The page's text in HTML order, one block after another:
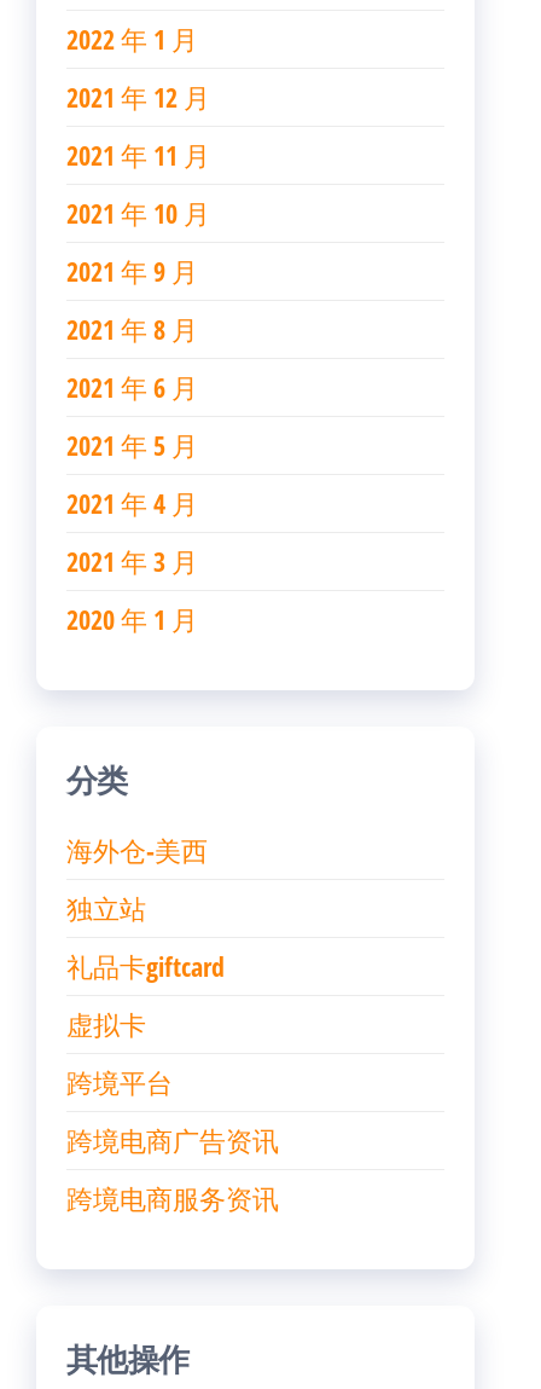
2022 年 1 月
2021 年 12 月
2021 年 11 月
2021 年 10 月
2021 年 9 月
2021 年 8 月
2021 年 6 月
2021 年 5 月
2021 年 4 月
2021 年 3 月
2020 年 1 月
分类
海外仓-美西
独立站
礼品卡giftcard
虚拟卡
跨境平台
跨境电商广告资讯
跨境电商服务资讯
其他操作